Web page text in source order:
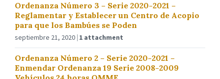
Ordenanza Número 3 – Serie 2020-2021 –
Reglamentar y Establecer un Centro de Acopio
para que los Bambúes se Poden
septiembre 21, 2020 1 attachment
Ordenanza Número 2 – Serie 2020-2021 –
Enmendar Ordenanza 19 Serie 2008-2009